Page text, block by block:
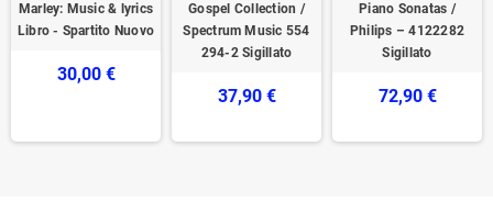
Marley: Music & lyrics
Libro - Spartito Nuovo
30,00 €
Gospel Collection /
Spectrum Music 554
294-2 Sigillato
37,90 €
Piano Sonatas /
Philips – 4122282
Sigillato
72,90 €